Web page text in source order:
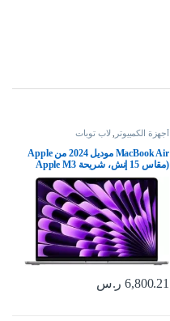
أجهزة الكمبيوتر لاب توبات
MacBook Air موديل 2024 من Apple
(مقاس 15 إنش، شريحة Apple M3
بوحدة معالجة مركزية ثمانية النوى
نوى، ذاكرة موحدة 16GB‏، 512GB) –
رمادي فلكي؛ الإنجليزية
6,800.21 ر.س